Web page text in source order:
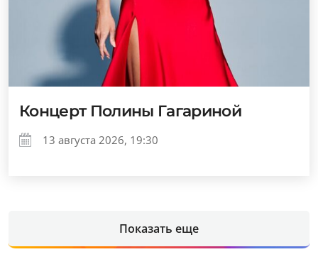
Концерт Полины Гагариной
13 августа 2026, 19:30
Показать еще